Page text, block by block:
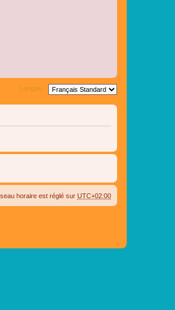
Langue :
horaire est réglé sur UTC+02:00